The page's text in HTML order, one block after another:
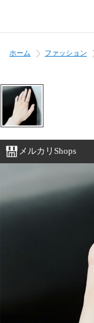
ホーム ファッション
メルカリShops